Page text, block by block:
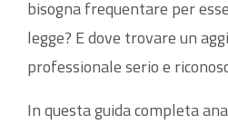
bisogna frequentare per
legge? E dove trovare un
professionale serio e
In questa guida completa